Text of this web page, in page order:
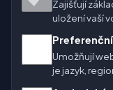
🇨🇿 Česko
🇩🇪🇦🇹🇨🇭
🌎
Zajišťují
uložení vaší
Preferenční
Umožňují
je jazyk,